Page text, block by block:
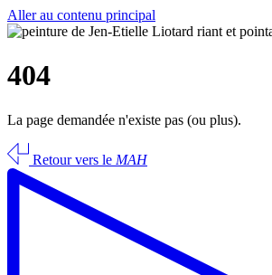
Aller au contenu principal
404
La page demandée n'existe pas (ou plus).
Retour vers le MAH